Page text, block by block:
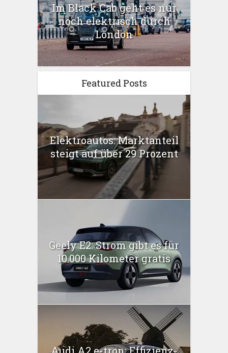
Im Black Cab geht es nur
noch elektrisch durch
London
Featured Posts
Elektroautos: Marktanteil
steigt auf über 29 Prozent
Geely E2: Strom gibt es für
10.000 Kilometer gratis
Audi A2 e-tron: Effizienz-